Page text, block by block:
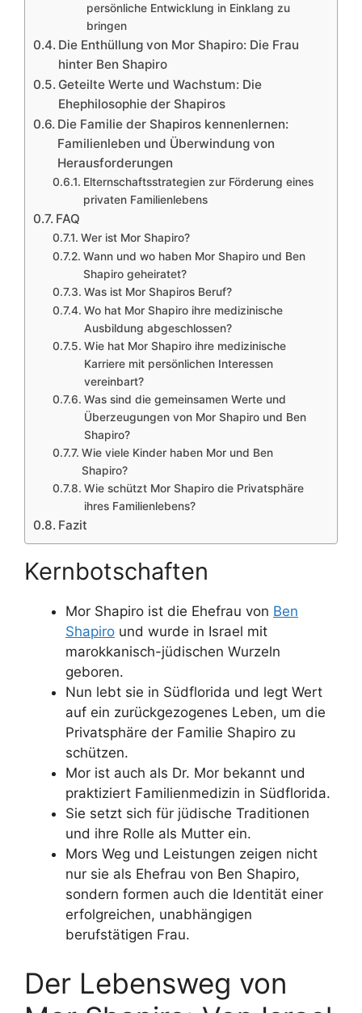
persönliche Entwicklung in Einklang zu
bringen
Die Enthüllung von Mor Shapiro: Die Frau
hinter Ben Shapiro
Geteilte Werte und Wachstum: Die
Ehephilosophie der Shapiros
Die Familie der Shapiros kennenlernen:
Familienleben und Überwindung von
Herausforderungen
Elternschaftsstrategien zur Förderung eines
privaten Familienlebens
FAQ
Wer ist Mor Shapiro?
Wann und wo haben Mor Shapiro und Ben
Shapiro geheiratet?
Was ist Mor Shapiros Beruf?
Wo hat Mor Shapiro ihre medizinische
Ausbildung abgeschlossen?
Wie hat Mor Shapiro ihre medizinische
Karriere mit persönlichen Interessen
vereinbart?
Was sind die gemeinsamen Werte und
Überzeugungen von Mor Shapiro und Ben
Shapiro?
Wie viele Kinder haben Mor und Ben
Shapiro?
Wie schützt Mor Shapiro die Privatsphäre
ihres Familienlebens?
Fazit
Kernbotschaften
Mor Shapiro ist die Ehefrau von Ben
Shapiro und wurde in Israel mit
marokkanisch-jüdischen Wurzeln
geboren.
Nun lebt sie in Südflorida und legt Wert
auf ein zurückgezogenes Leben, um die
Privatsphäre der Familie Shapiro zu
schützen.
Mor ist auch als Dr. Mor bekannt und
praktiziert Familienmedizin in Südflorida.
Sie setzt sich für jüdische Traditionen
und ihre Rolle als Mutter ein.
Mors Weg und Leistungen zeigen nicht
nur sie als Ehefrau von Ben Shapiro,
sondern formen auch die Identität einer
erfolgreichen, unabhängigen
berufstätigen Frau.
Der Lebensweg von